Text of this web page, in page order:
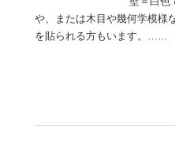
や、または木目や幾何学模様
を貼られる方もいます。……